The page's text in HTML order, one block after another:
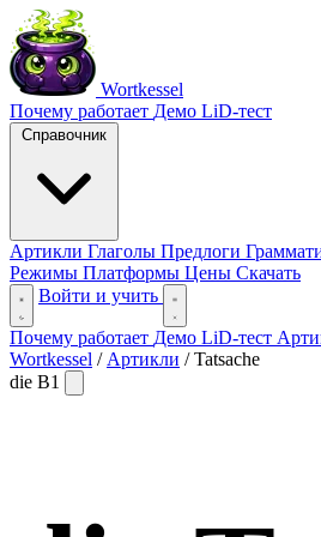
Wortkessel
Почему работает Демо LiD-тест
Справочник
Артикли Глаголы Предлоги
Режимы Платформы Цены Скачать
Войти и учить
Почему работает Демо LiD-тест
Wortkessel / Артикли / Tatsache
die B1